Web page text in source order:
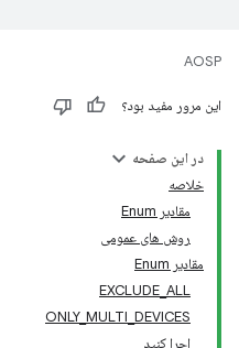
AOSP
این مرور مفید بود؟
در این صفحه
خلاصه
مقادیر Enum
روش های عمومی
مقادیر Enum
EXCLUDE_ALL
ONLY_MULTI_DEVICES
اجرا کنید